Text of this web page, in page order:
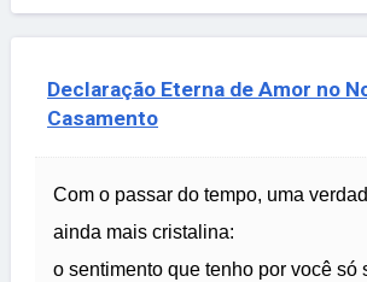
Declaração Eterna de Amor no
Casamento
Com o passar do tempo, uma
ainda mais cristalina:
o sentimento que tenho por você só